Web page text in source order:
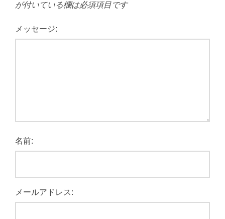
が付いている欄は必須項目です
メッセージ:
名前:
メールアドレス: